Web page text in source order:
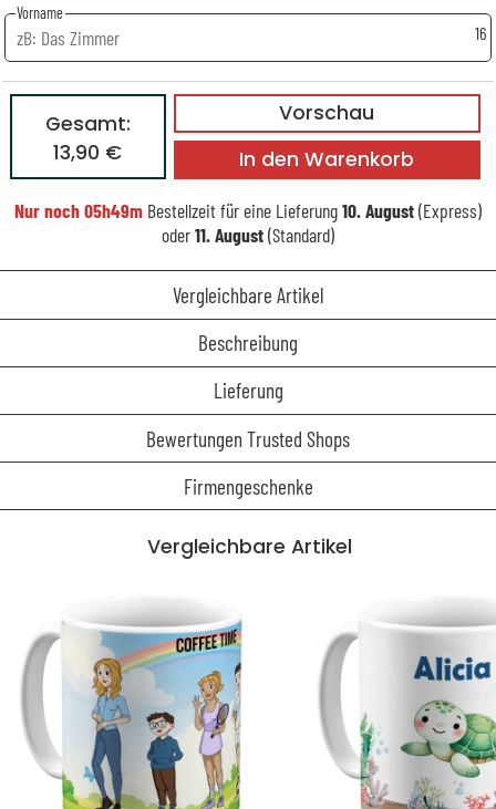
Vorname
16
Vorschau
Gesamt:
13,90 €
In den Warenkorb
Nur noch05h49m Bestellzeit für eine Lieferung10. August(Express)
oder11. August(Standard)
Vergleichbare Artikel
Beschreibung
Lieferung
Bewertungen Trusted Shops
Firmengeschenke
Vergleichbare Artikel